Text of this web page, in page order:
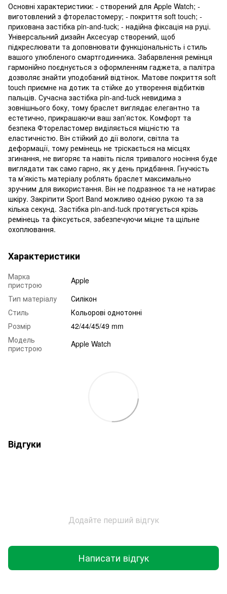
Основні характеристики: - створений для Apple Watch; -
виготовлений з фтореластомеру; - покриття soft touch; -
прихована застібка pin-and-tuck; - надійна фіксація на руці.
Універсальний дизайн Аксесуар створений, щоб
підкреслювати та доповнювати функціональність і стиль
вашого улюбленого смартгодинника. Забарвлення ремінця
гармонійно поєднується з оформленням гаджета, а палітра
дозволяє знайти уподобаний відтінок. Матове покриття soft
touch приємне на дотик та стійке до утворення відбитків
пальців. Сучасна застібка pin-and-tuck невидима з
зовнішнього боку, тому браслет виглядає елегантно та
естетично, прикрашаючи ваш зап’ясток. Комфорт та
безпека Фтореластомер виділяється міцністю та
еластичністю. Він стійкий до дії вологи, світла та
деформації, тому ремінець не тріскається на місцях
згинання, не вигоряє та навіть після тривалого носіння буде
виглядати так само гарно, як у день придбання. Гнучкість
та м’якість матеріалу роблять браслет максимально
зручним для використання. Він не подразнює та не натирає
шкіру. Закріпити Sport Band можливо однією рукою та за
кілька секунд. Застібка pin-and-tuck протягується крізь
ремінець та фіксується, забезпечуючи міцне та щільне
охоплювання.
Характеристики
Марка
пристрою
Apple
Тип матеріалу
Силікон
Стиль
Кольорові однотонні
Розмір
42/44/45/49 mm
Модель
пристрою
Apple Watch
Відгуки
Додайте перший відгук
Написати відгук